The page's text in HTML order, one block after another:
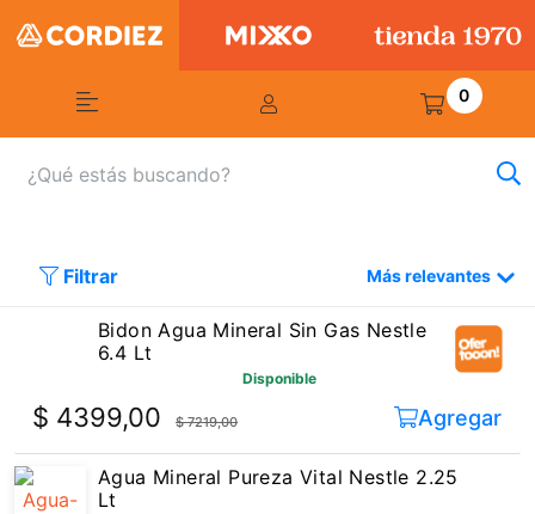
0
Filtrar Más relevantes
Bidon Agua Mineral Sin Gas Nestle
6.4 Lt
Disponible
$ 4399,00 $ 7219,00 Agregar
Agua Mineral Pureza Vital Nestle 2.25
Lt